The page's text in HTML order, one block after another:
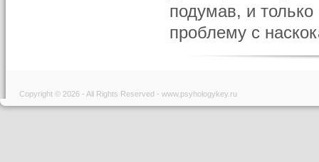
подумав, и
проблему с
Copyright © 2026 - All Rights Reserved - www.psyhologykey.ru